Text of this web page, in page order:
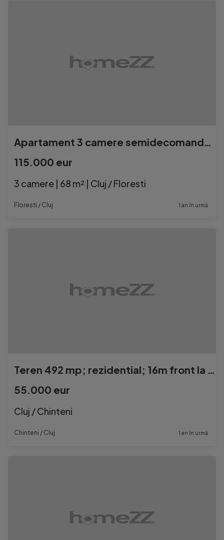
Apartament 3 camere semidecomandat FLORESTI
115.000 eur
3 camere | 68 m² | Cluj / Floresti
Floresti / Cluj 1 an în urmă
Teren 492 mp; rezidential; 16m front la strada CHINTENI
55.000 eur
Cluj / Chinteni
Chinteni / Cluj 1 an în urmă